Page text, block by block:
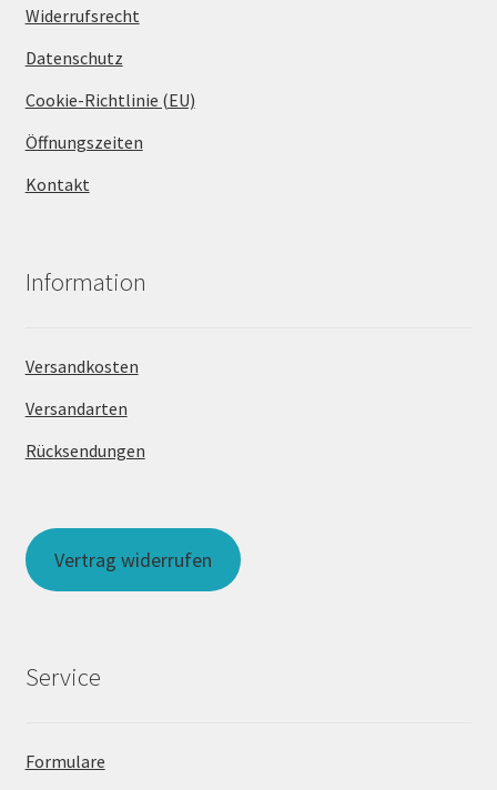
Widerrufsrecht
Datenschutz
Cookie-Richtlinie (EU)
Öffnungszeiten
Kontakt
Information
Versandkosten
Versandarten
Rücksendungen
Vertrag widerrufen
Service
Formulare